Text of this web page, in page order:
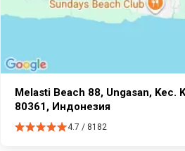
Melasti Beach 88, Ungasan, Kec.
80361, Индонезия
4.7 / 8182